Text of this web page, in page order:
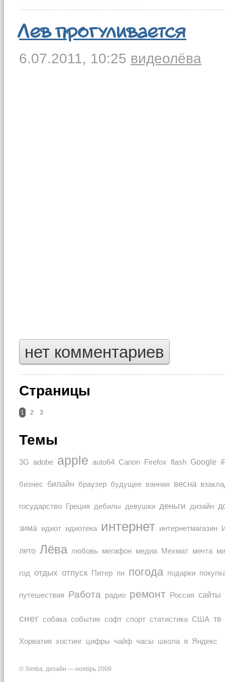
Лев прогуливается
6.07.2011, 10:25 видеолёва
нет комментариев
Страницы
1 2 3
Темы
3G adobe apple auto64 Canon Firefox flash Google
бизнес билайн браузер будущее ванная весна
государство Греция дебилы девушки деньги дизайн
зима идиот идиотека интернет интернетмагазин
лето Лёва любовь мегафон медиа Мехмат мечта
год отдых отпуск Питер пн погода подарки
путешествия Работа радио ремонт Россия сайты
снег собака событие софт спорт статистика США тв
Хорватия хостинг цифры чайф часы школа я Яндекс
© Simba, дизайн — ноябрь 2009